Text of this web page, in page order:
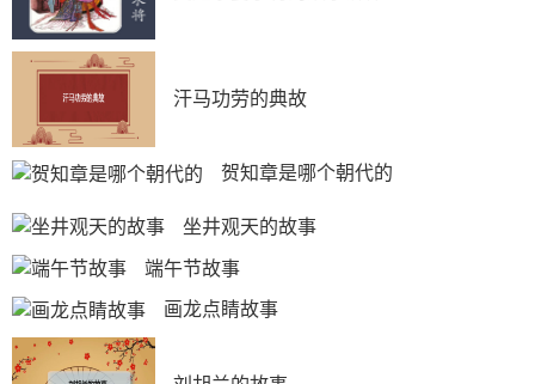
汗马功劳的典故
贺知章是哪个朝代的
坐井观天的故事
端午节故事
画龙点睛故事